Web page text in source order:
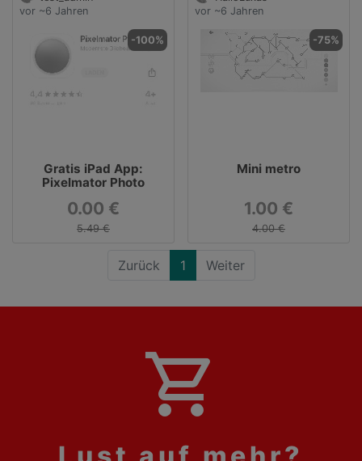
vor ~6 Jahren
-100%
Gratis iPad App:
Pixelmator Photo
0.00 €
5.49 €
vor ~6 Jahren
-75%
Mini metro
1.00 €
4.00 €
Zurück 1 Weiter
shopping_cart